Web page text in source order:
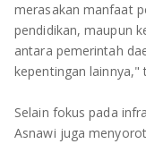
merasakan manfaat
pendidikan, maupun
antara pemerintah
kepentingan lainnya,"
Selain fokus pada
Asnawi juga